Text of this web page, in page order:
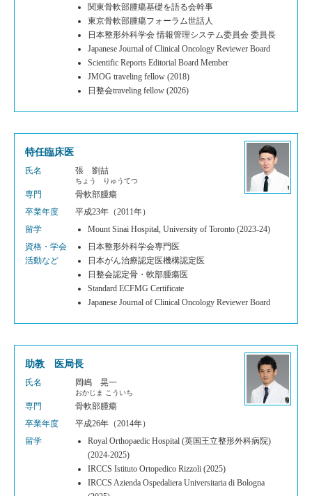
関東骨軟部腫瘍基礎を語る会幹事
東京骨軟部腫瘍フォーラム世話人
日本整形外科学会 情報管理システム委員会 委員長
Japanese Journal of Clinical Oncology Reviewer Board
Scientific Reports Editorial Board Member
JMOG traveling fellow (2018)
日整会traveling fellow (2026)
特任臨床医
氏名 張 劉喆
ちょう りゅうてつ
専門
骨軟部腫瘍
卒業年度
平成23年（2011年）
留学
Mount Sinai Hospital, University of Toronto (2023-24)
資格・学会
活動など
日本整形外科学会専門医
日本がん治療認定医機構認定医
日整会認定骨・軟部腫瘍医
Standard ECFMG Certificate
Japanese Journal of Clinical Oncology Reviewer Board
助教 医局長
氏名 岡嶋 晃一
おかじま こういち
専門
骨軟部腫瘍
卒業年度
平成26年（2014年）
留学
Royal Orthopaedic Hospital (英国王立整形外科病院)
(2024-2025)
IRCCS Istituto Ortopedico Rizzoli (2025)
IRCCS Azienda Ospedaliera Universitaria di Bologna